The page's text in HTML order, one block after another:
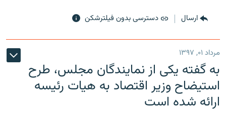
ارسال دسترسی بدون فیلترشکن
مرداد ۰۱, ۱۳۹۷
به گفته یکی از نمایندگان مجلس، طرح
استیضاح وزیر اقتصاد به هیات رئیسه
ارائه شده است